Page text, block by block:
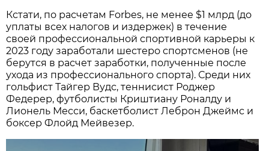
Кстати, по расчетам Forbes, не менее $1 млрд (до
уплаты всех налогов и издержек) в течение
своей профессиональной спортивной карьеры к
2023 году заработали шестеро спортсменов (не
берутся в расчет заработки, полученные после
ухода из профессионального спорта). Среди них
гольфист Тайгер Вудс, теннисист Роджер
Федерер, футболисты Криштиану Роналду и
Лионель Месси, баскетболист Леброн Джеймс и
боксер Флойд Мейвезер.